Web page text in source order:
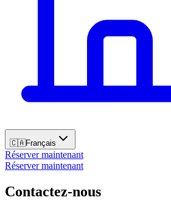
🇨🇦Français
Réserver maintenant
Réserver maintenant
Contactez-nous